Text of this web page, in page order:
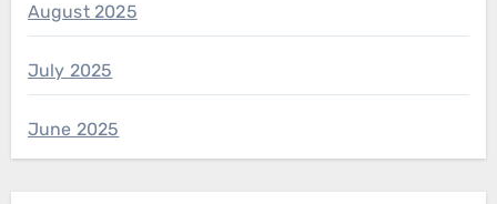
August 2025
July 2025
June 2025